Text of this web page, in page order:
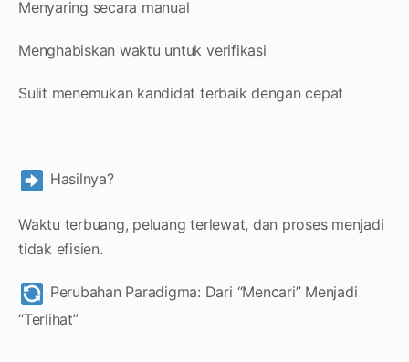
Menyaring secara manual
Menghabiskan waktu untuk verifikasi
Sulit menemukan kandidat terbaik dengan cepat
Hasilnya?
Waktu terbuang, peluang terlewat, dan proses menjadi
tidak efisien.
Perubahan Paradigma: Dari “Mencari” Menjadi
“Terlihat”